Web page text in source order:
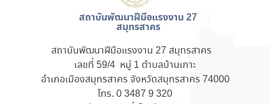
สถาบันพัฒนาฝีมือแรงงาน 27
สมุทรสาคร
สถาบันพัฒนาฝีมือแรงงาน 27 สมุทรสาคร
เลขที่ 59/4 หมู่ 1 ตำบลบ้านเกาะ
อำเภอเมืองสมุทรสาคร จังหวัดสมุทรสาคร 74000
โทร. 0 3487 9 320